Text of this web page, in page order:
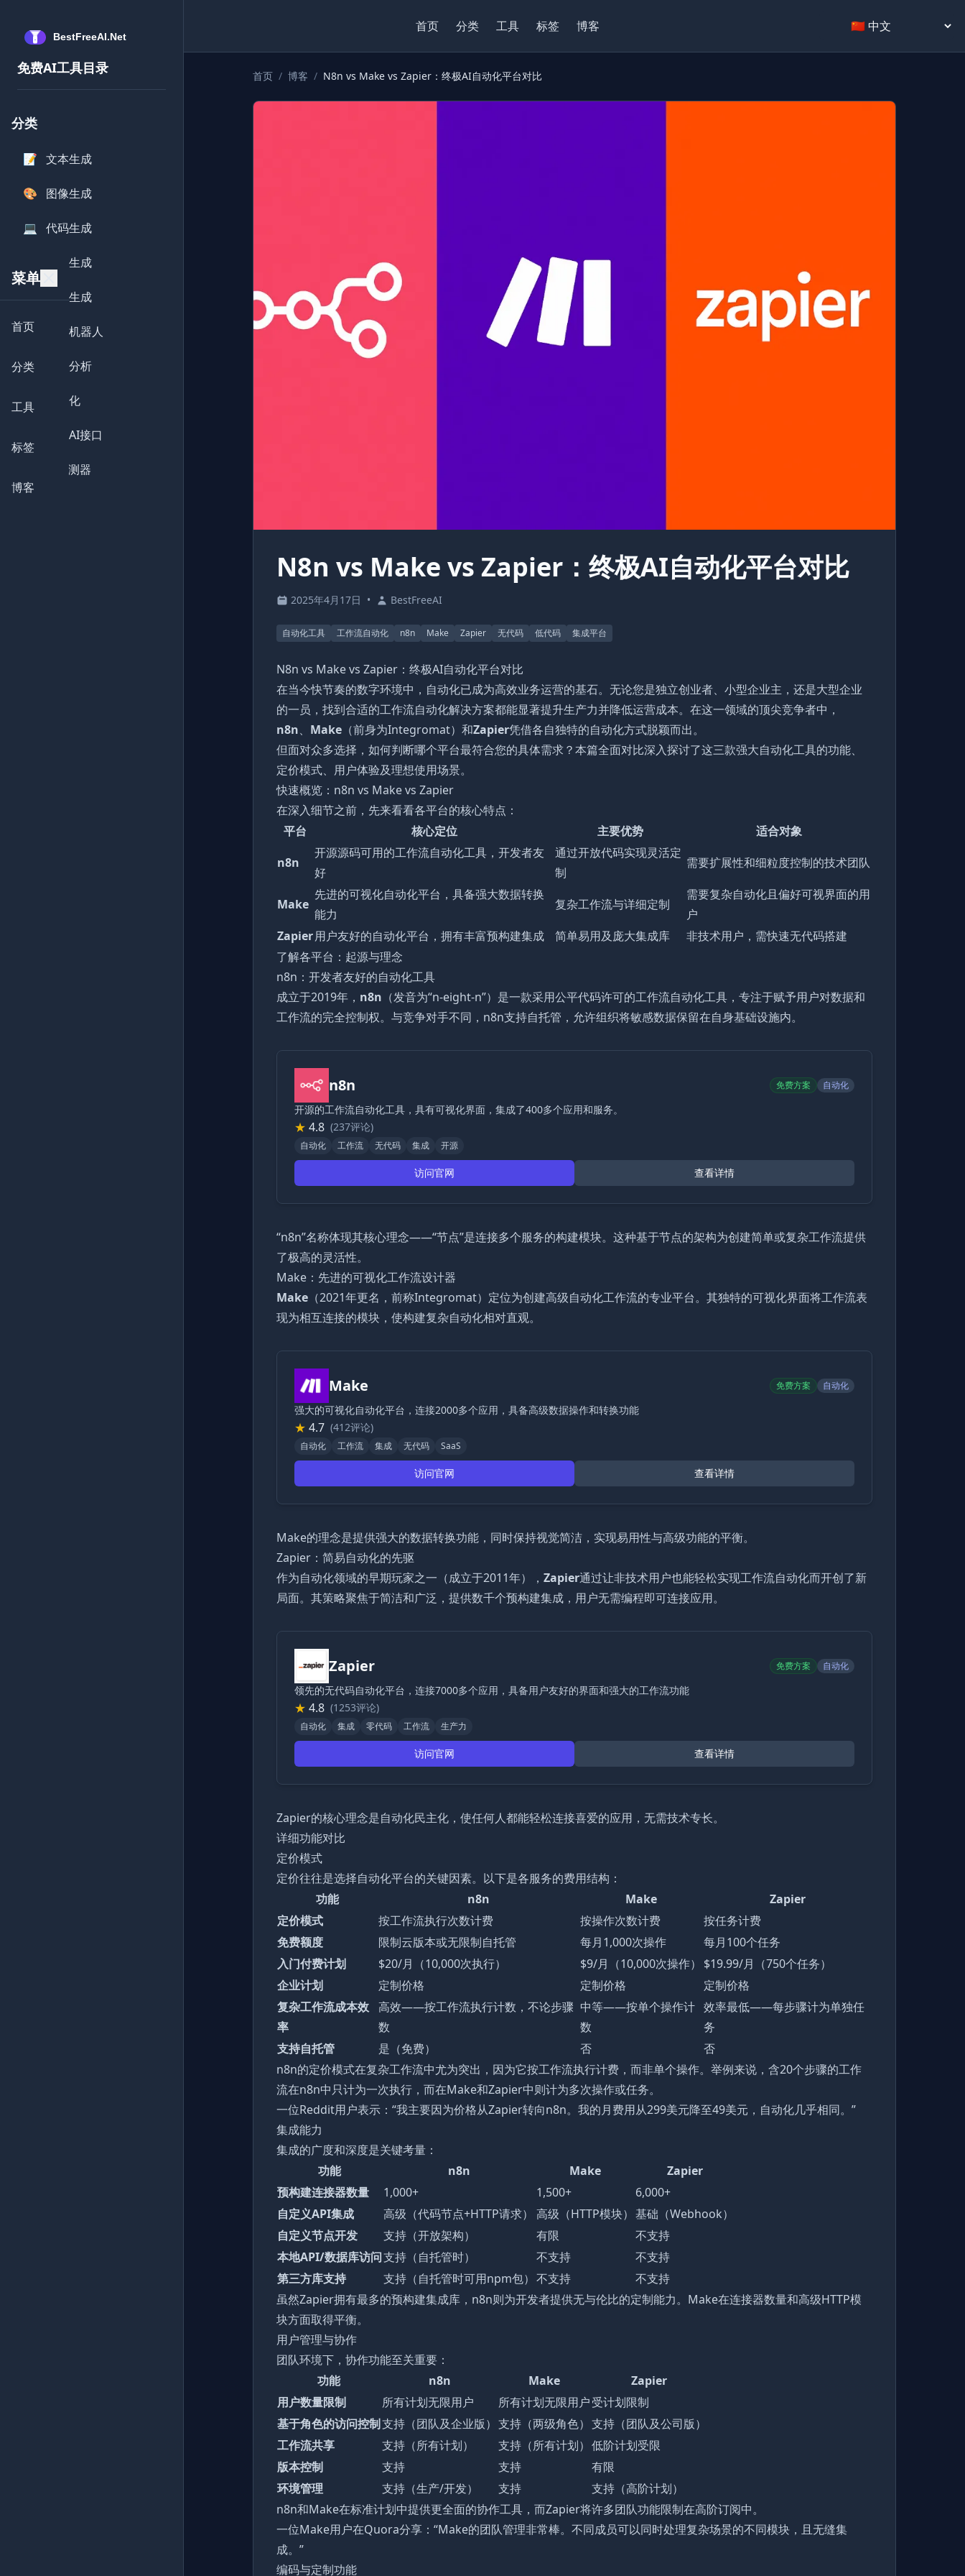
免费AI工具目录
分类
📝 文本生成
🎨 图像生成
💻 代码生成
音频生成
🎥 视频生成
💬 聊天机器人
📊 数据分析
⚙️ 自动化
免费AI接口
AI检测器
首页 分类 工具 标签 博客 Select language
菜单
首页
分类
工具
标签
博客
首页 / 博客 / N8n vs Make vs Zapier：终极AI自动化平台对比
N8n vs Make vs Zapier：终极AI自动化平台对比
2025年4月17日 • BestFreeAI
自动化工具 工作流自动化 n8n Make Zapier 无代码 低代码 集成平台
N8n vs Make vs Zapier：终极AI自动化平台对比
在当今快节奏的数字环境中，自动化已成为高效业务运营的基石。无论您是独立创业者、小型企业主，还是大型企业
的一员，找到合适的工作流自动化解决方案都能显著提升生产力并降低运营成本。在这一领域的顶尖竞争者中，
n8n、 Make （前身为Integromat）和Zapier凭借各自独特的自动化方式脱颖而出。
但面对众多选择，如何判断哪个平台最符合您的具体需求？本篇全面对比深入探讨了这三款强大自动化工具的功能、
定价模式、用户体验及理想使用场景。
快速概览：n8n vs Make vs Zapier
在深入细节之前，先来看看各平台的核心特点：
平台
核心定位 主要优势
适合对象
n8n
开源源码可用的工作流自动化工具，开发者友
好
通过开放代码实现灵活定
制
需要扩展性和细粒度控制的技术团队
Make
先进的可视化自动化平台，具备强大数据转换
能力
复杂工作流与详细定制
需要复杂自动化且偏好可视界面的用
户
Zapier用户友好的自动化平台，拥有丰富预构建集成 简单易用及庞大集成库
非技术用户，需快速无代码搭建
了解各平台：起源与理念
n8n：开发者友好的自动化工具
成立于2019年， n8n （发音为“n-eight-n”）是一款采用公平代码许可的工作流自动化工具，专注于赋予用户对数据和
工作流的完全控制权。与竞争对手不同，n8n支持自托管，允许组织将敏感数据保留在自身基础设施内。
n8n 免费方案 自动化
开源的工作流自动化工具，具有可视化界面，集成了400多个应用和服务。
★ 4.8 (237评论)
自动化 工作流 无代码 集成 开源
访问官网 查看详情
“n8n”名称体现其核心理念——“节点”是连接多个服务的构建模块。这种基于节点的架构为创建简单或复杂工作流提供
了极高的灵活性。
Make：先进的可视化工作流设计器
Make （2021年更名，前称Integromat）定位为创建高级自动化工作流的专业平台。其独特的可视化界面将工作流表
现为相互连接的模块，使构建复杂自动化相对直观。
Make 免费方案 自动化
强大的可视化自动化平台，连接2000多个应用，具备高级数据操作和转换功能
★ 4.7 (412评论)
自动化 工作流 集成 无代码 SaaS
访问官网 查看详情
Make的理念是提供强大的数据转换功能，同时保持视觉简洁，实现易用性与高级功能的平衡。
Zapier：简易自动化的先驱
作为自动化领域的早期玩家之一（成立于2011年）， Zapier通过让非技术用户也能轻松实现工作流自动化而开创了新
局面。其策略聚焦于简洁和广泛，提供数千个预构建集成，用户无需编程即可连接应用。
Zapier 免费方案 自动化
领先的无代码自动化平台，连接7000多个应用，具备用户友好的界面和强大的工作流功能
★ 4.8 (1253评论)
自动化 集成 零代码 工作流 生产力
访问官网 查看详情
Zapier的核心理念是自动化民主化，使任何人都能轻松连接喜爱的应用，无需技术专长。
详细功能对比
定价模式
定价往往是选择自动化平台的关键因素。以下是各服务的费用结构：
功能
n8n Make
Zapier
定价模式
按工作流执行次数计费 按操作次数计费
按任务计费
免费额度
限制云版本或无限制自托管 每月1,000次操作
每月100个任务
入门付费计划
$20/月（10,000次执行） $9/月（10,000次操作）
$19.99/月（750个任务）
企业计划
定制价格 定制价格
定制价格
复杂工作流成本效
率
高效——按工作流执行计数，不论步骤
数
中等——按单个操作计
数
效率最低——每步骤计为单独任
务
支持自托管
是（免费） 否
否
n8n的定价模式在复杂工作流中尤为突出，因为它按工作流执行计费，而非单个操作。举例来说，含20个步骤的工作
流在n8n中只计为一次执行，而在Make和Zapier中则计为多次操作或任务。
一位Reddit用户表示：“我主要因为价格从Zapier转向n8n。我的月费用从299美元降至49美元，自动化几乎相同。”
集成能力
集成的广度和深度是关键考量：
功能
n8n Make
Zapier
预构建连接器数量
1,000+ 1,500+
6,000+
自定义API集成
高级（代码节点+HTTP请求） 高级（HTTP模块） 基础（Webhook）
自定义节点开发
支持（开放架构） 有限
不支持
本地API/数据库访问支持（自托管时） 不支持
不支持
第三方库支持
支持（自托管时可用npm包） 不支持
不支持
虽然Zapier拥有最多的预构建集成库，n8n则为开发者提供无与伦比的定制能力。Make在连接器数量和高级HTTP模
块方面取得平衡。
用户管理与协作
团队环境下，协作功能至关重要：
功能
n8n Make
Zapier
用户数量限制
所有计划无限用户 所有计划无限用户受计划限制
基于角色的访问控制支持（团队及企业版） 支持（两级角色） 支持（团队及公司版）
工作流共享
支持（所有计划） 支持（所有计划） 低阶计划受限
版本控制
支持 支持
有限
环境管理
支持（生产/开发） 支持
支持（高阶计划）
n8n和Make在标准计划中提供更全面的协作工具，而Zapier将许多团队功能限制在高阶订阅中。
一位Make用户在Quora分享：“Make的团队管理非常棒。不同成员可以同时处理复杂场景的不同模块，且无缝集
成。”
编码与定制功能